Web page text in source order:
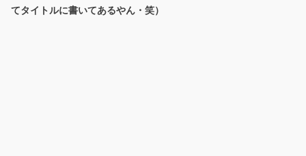
てタイトルに書いてあるやん・笑）